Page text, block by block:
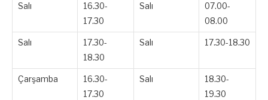
Salı
16.30-
17.30
Salı
07.00-
08.00
Salı
17.30-
18.30
Salı 17.30-18.30
Çarşamba
16.30-
17.30
Salı
18.30-
19.30